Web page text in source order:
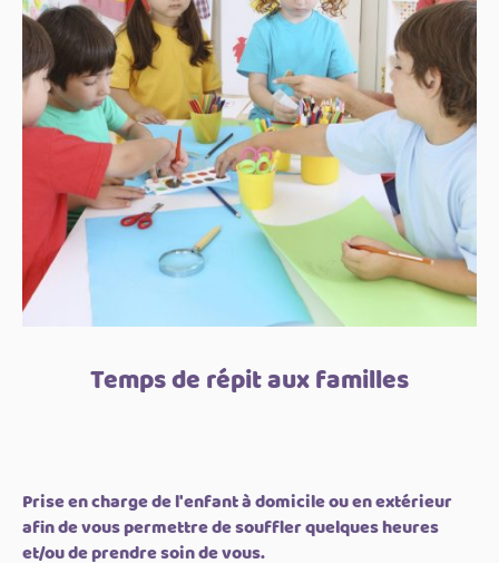
Temps de répit aux familles
Prise en charge de l'enfant à domicile ou en extérieur
afin de vous permettre de souffler quelques heures
et/ou de prendre soin de vous.